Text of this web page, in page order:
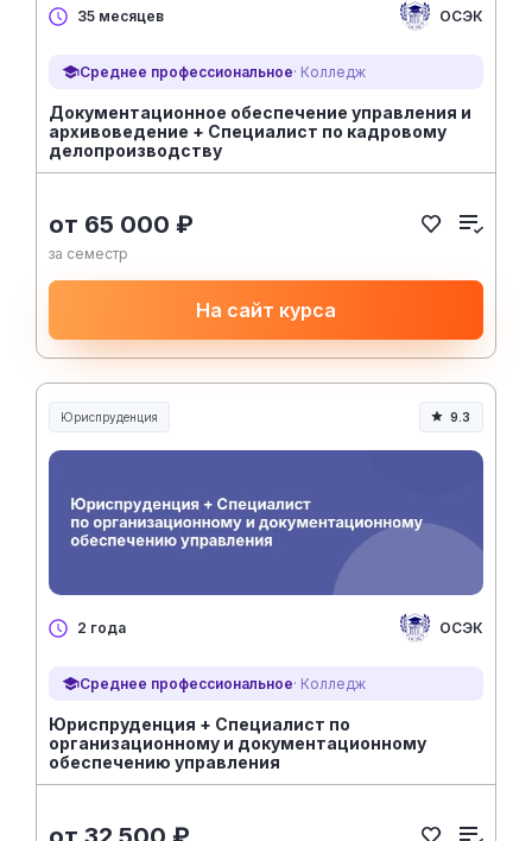
35 месяцев ОСЭК
Среднее профессиональное· Колледж
Документационное обеспечение управления и
архивоведение + Специалист по кадровому
делопроизводству
от 65 000 ₽
за семестр
На сайт курса
Юриспруденция
Юриспруденция и право
9.3
2 года ОСЭК
Среднее профессиональное· Колледж
Юриспруденция + Специалист по
организационному и документационному
обеспечению управления